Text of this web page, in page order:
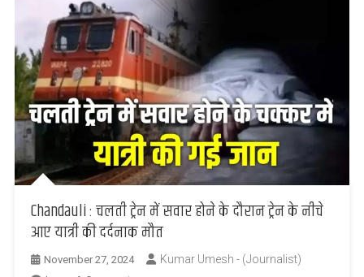
?
Chandauli : चलती ट्रेन में सवार होने के दौरान ट्रेन के नीचे
आए यात्री की दर्दनाक मौत
November 27, 2024 Kumar Umesh - (Journalist)